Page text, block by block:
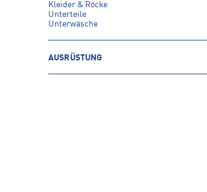
Kleider & Röcke
Unterteile
Unterwäsche
AUSRÜSTUNG